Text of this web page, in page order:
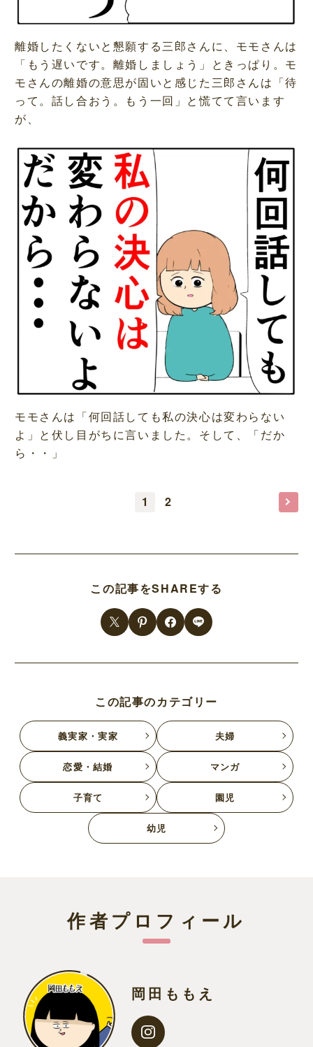
離婚したくないと懇願する三郎さんに、モモさんは
「もう遅いです。離婚しましょう」ときっぱり。モ
モさんの離婚の意思が固いと感じた三郎さんは「待
って。話し合おう。もう一回」と慌てて言います
が、
モモさんは「何回話しても私の決心は変わらない
よ」と伏し目がちに言いました。そして、「だか
ら・・」
1 2
この記事をSHAREする
この記事のカテゴリー
義実家・実家 夫婦
恋愛・結婚 マンガ
子育て 園児
幼児
作者プロフィール
岡田ももえ